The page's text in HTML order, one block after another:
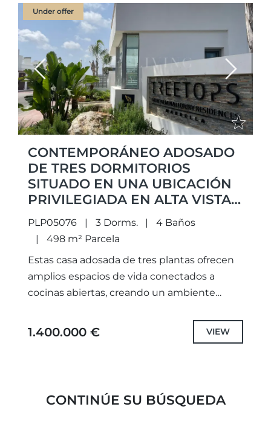
Under offer
Previous Next
CONTEMPORÁNEO ADOSADO
DE TRES DORMITORIOS
SITUADO EN UNA UBICACIÓN
PRIVILEGIADA EN ALTA VISTA,
SAN PEDRO DE ALCÁNTARA
PLP05076 3 Dorms.
4 Baños
498 m² Parcela
Estas casa adosada de tres plantas ofrecen
amplios espacios de vida conectados a
cocinas abiertas, creando un ambiente
Diseñado pensando en las familias,...
1.400.000 € VIEW
CONTINÚE SU BÚSQUEDA